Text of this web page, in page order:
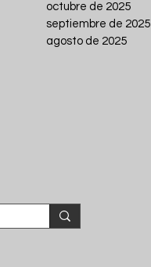
octubre de 2025
septiembre de 2025
agosto de 2025